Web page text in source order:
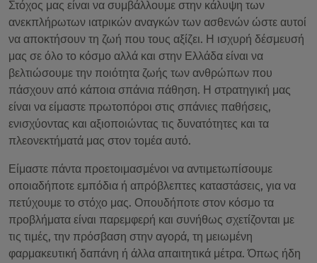
Στόχος μας είναι να συμβάλλουμε στην κάλυψη των
ανεκπλήρωτων ιατρικών αναγκών των ασθενών ώστε αυτοί
να αποκτήσουν τη ζωή που τους αξίζει. Η ισχυρή δέσμευσή
μας σε όλο το κόσμο αλλά και στην Ελλάδα είναι να
βελτιώσουμε την ποιότητα ζωής των ανθρώπων που
πάσχουν από κάποια σπάνια πάθηση. Η στρατηγική μας
είναι να είμαστε πρωτοπόροι στις σπάνιες παθήσεις,
ενισχύοντας και αξιοποιώντας τις δυνατότητες και τα
πλεονεκτήματά μας στον τομέα αυτό.
Είμαστε πάντα προετοιμασμένοι να αντιμετωπίσουμε
οποιαδήποτε εμπόδια ή απρόβλεπτες καταστάσεις, για να
πετύχουμε το στόχο μας. Οπουδήποτε στον κόσμο τα
προβλήματα είναι παρεμφερή και συνήθως σχετίζονται με
τις τιμές, την πρόσβαση στην αγορά, τη μειωμένη
φαρμακευτική δαπάνη ή άλλα απαιτητικά μέτρα. Όπως ήδη